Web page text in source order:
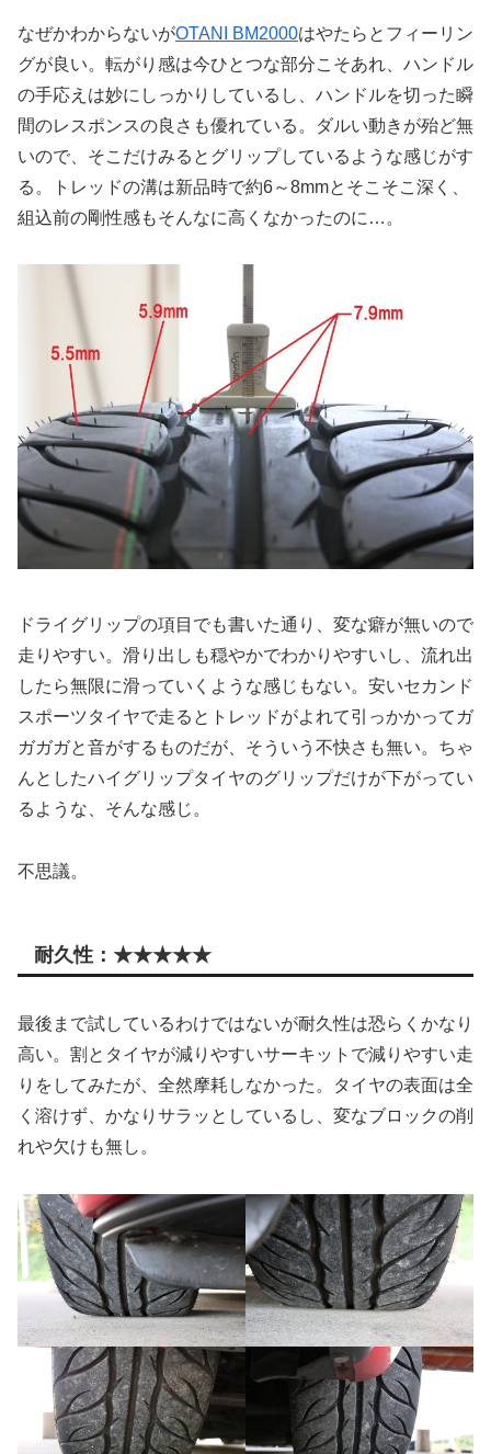
なぜかわからないがOTANI BM2000はやたらとフィーリン
グが良い。転がり感は今ひとつな部分こそあれ、ハンドル
の手応えは妙にしっかりしているし、ハンドルを切った瞬
間のレスポンスの良さも優れている。ダルい動きが殆ど無
いので、そこだけみるとグリップしているような感じがす
る。トレッドの溝は新品時で約6～8mmとそこそこ深く、
組込前の剛性感もそんなに高くなかったのに…。
ドライグリップの項目でも書いた通り、変な癖が無いので
走りやすい。滑り出しも穏やかでわかりやすいし、流れ出
したら無限に滑っていくような感じもない。安いセカンド
スポーツタイヤで走るとトレッドがよれて引っかかってガ
ガガガと音がするものだが、そういう不快さも無い。ちゃ
んとしたハイグリップタイヤのグリップだけが下がってい
るような、そんな感じ。
不思議。
耐久性：★★★★★
最後まで試しているわけではないが耐久性は恐らくかなり
高い。割とタイヤが減りやすいサーキットで減りやすい走
りをしてみたが、全然摩耗しなかった。タイヤの表面は全
く溶けず、かなりサラッとしているし、変なブロックの削
れや欠けも無し。